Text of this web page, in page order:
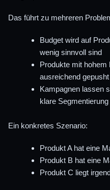
Das führt zu mehreren
Budget wird auf
wenig sinnvoll sind
Produkte mit hohem
ausreichend gepusht
Kampagnen lassen
klare
Ein konkretes Szenario:
Produkt A hat eine
Produkt B hat eine
Produkt C liegt